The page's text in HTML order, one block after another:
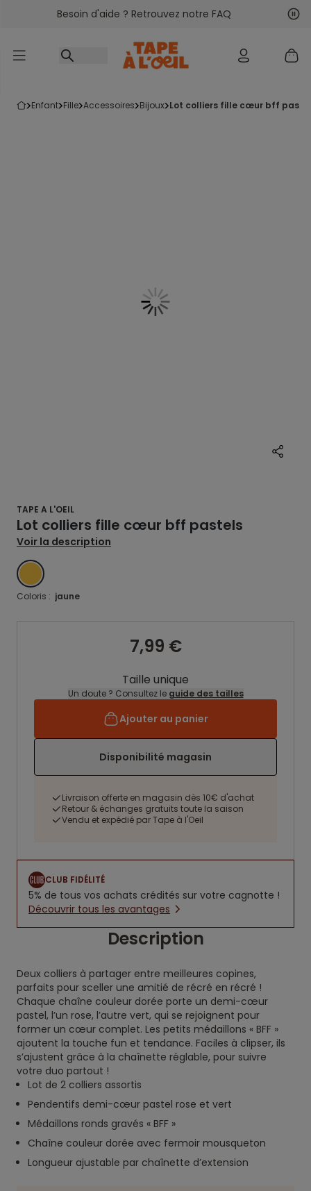
Accéder au contenu
Besoin d'aide ? Retrouvez notre FAQ
enfant fille accessoires bijoux lot colliers fille cœur bff
TAPE A L'OEIL
Lot colliers fille cœur bff pastels
Voir la description
JAUNE
Coloris : jaune
7,99 €
Taille unique
Un doute ? Consultez le guide des tailles
Ajouter au panier
Disponibilité magasin
Livraison offerte en magasin dès 10€ d'achat
Retour & échanges gratuits toute la saison
Vendu et expédié par Tape à l'Oeil
CLUB FIDÉLITÉ
5% de tous vos achats crédités sur votre cagnotte !
Découvrir tous les avantages
Description
Deux colliers à partager entre meilleures copines,
parfaits pour sceller une amitié de récré en récré !
Chaque chaîne couleur dorée porte un demi-cœur
pastel, l’un rose, l’autre vert, qui se rejoignent pour
former un cœur complet. Les petits médaillons « BFF »
ajoutent la touche fun et tendance. Faciles à clipser, ils
s’ajustent grâce à la chaînette réglable, pour suivre
votre duo partout !
Lot de 2 colliers assortis
Pendentifs demi-cœur pastel rose et vert
Médaillons ronds gravés « BFF »
Chaîne couleur dorée avec fermoir mousqueton
Longueur ajustable par chaînette d’extension